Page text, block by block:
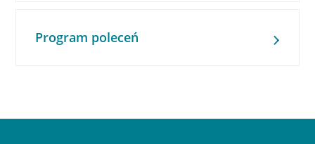
Program poleceń